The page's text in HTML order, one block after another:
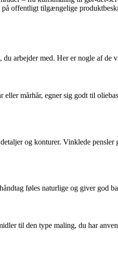
offentligt tilgængelige
arbejder med. Her er nogle af de
eller mårhår, egner sig godt til
og konturer. Vinklede
føles naturlige og giver god
til den type maling, du har